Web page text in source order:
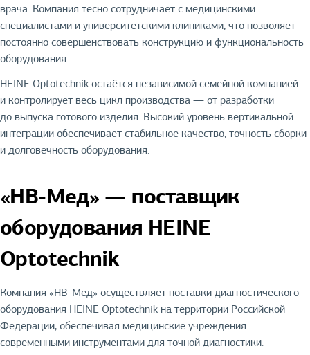
врача. Компания тесно сотрудничает с медицинскими
специалистами и университетскими клиниками, что позволяет
постоянно совершенствовать конструкцию и функциональность
оборудования.
HEINE Optotechnik остаётся независимой семейной компанией
и контролирует весь цикл производства — от разработки
до выпуска готового изделия. Высокий уровень вертикальной
интеграции обеспечивает стабильное качество, точность сборки
и долговечность оборудования.
«НВ-Мед» — поставщик
оборудования HEINE
Optotechnik
Компания «НВ-Мед» осуществляет поставки диагностического
оборудования HEINE Optotechnik на территории Российской
Федерации, обеспечивая медицинские учреждения
современными инструментами для точной диагностики.